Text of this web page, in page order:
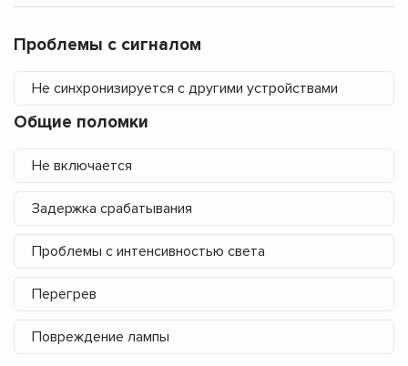
Проблемы с сигналом
Не синхронизируется с другими устройствами
Общие поломки
Не включается
Задержка срабатывания
Проблемы с интенсивностью света
Перегрев
Повреждение лампы